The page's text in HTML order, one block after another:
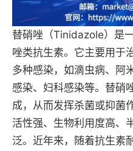
替硝唑（Tinidazole）是
唑类抗生素。它主要用于
多种感染，如滴虫病、阿
感染、妇科感染等。替硝
成，从而发挥杀菌或抑菌
活性强、生物利用度高、
泛。近年来，随着抗生素